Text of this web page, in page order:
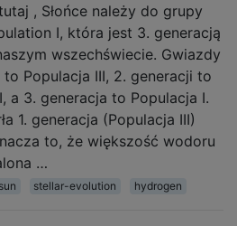
, Słońce należy do grupy
I, która jest 3. generacją
wszechświecie. Gwiazdy
to Populacja III, 2. generacji to
a 3. generacja to Populacja I.
1. generacja (Populacja III)
to, że większość wodoru
…
stellar-evolution hydrogen